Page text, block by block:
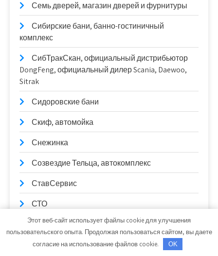
Семь дверей, магазин дверей и фурнитуры
Сибирские бани, банно-гостиничный
комплекс
СибТракСкан, официальный дистрибьютор
DongFeng, официальный дилер Scania, Daewoo,
Sitrak
Сидоровские бани
Скиф, автомойка
Снежинка
Созвездие Тельца, автокомплекс
СтавСервис
СТО
СТО Garage
СТО Абсолют
Этот веб-сайт использует файлы cookie для улучшения
пользовательского опыта. Продолжая пользоваться сайтом, вы даете
согласие на использование файлов cookie.
OK